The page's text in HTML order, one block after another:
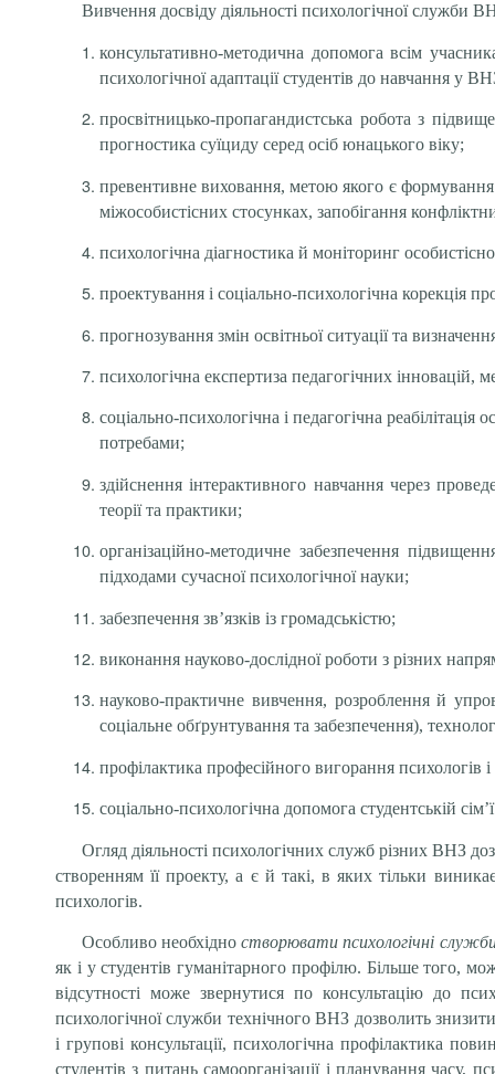
Вивчення досвіду діяльності психологічної служби
консультативно-методична допомога всім
психологічної адаптації студентів до навчання у
просвітницько-пропагандистська робота з
прогностика суїциду серед осіб юнацького віку;
превентивне виховання, метою якого є формування
міжособистісних стосунках, запобігання
психологічна діагностика й моніторинг
проектування і соціально-психологічна корекція
прогнозування змін освітньої ситуації та
психологічна експертиза педагогічних
соціально-психологічна і педагогічна
потребами;
здійснення інтерактивного навчання через
теорії та практики;
організаційно-методичне забезпечення
підходами сучасної психологічної науки;
забезпечення зв’язків із громадськістю;
виконання науково-дослідної роботи з різних
науково-практичне вивчення, розроблення й
соціальне обґрунтування та забезпечення),
профілактика професійного вигорання психологів
соціально-психологічна допомога студентській
Огляд діяльності психологічних служб різних ВНЗ
створенням її проекту, а є й такі, в яких тільки
психологів.
Особливо необхідностворювати психологічні
як і у студентів гуманітарного профілю. Більше того,
відсутності може звернутися по консультацію до
психологічної служби технічного ВНЗ дозволить
і групові консультації, психологічна профілактика
студентів з питань самоорганізації і планування часу,